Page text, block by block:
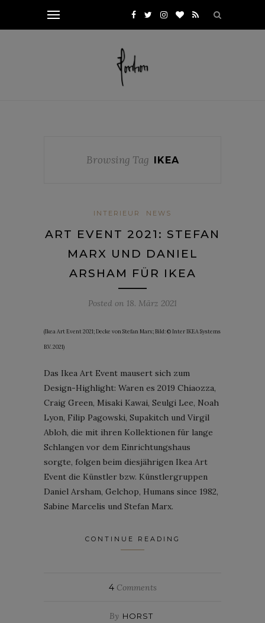
Browsing Tag IKEA
INTERIEUR NEWS
ART EVENT 2021: STEFAN
MARX UND DANIEL
ARSHAM FÜR IKEA
Posted on 18. März 2021
(Ikea Art Event 2021; Decke von Stefan Marx; Bild: © Inter IKEA Systems
B.V. 2021)
Das Ikea Art Event mausert sich zum
Design-Highlight: Waren es 2019 Chiaozza,
Craig Green, Misaki Kawai, Seulgi Lee, Noah
Lyon, Filip Pagowski, Supakitch und Virgil
Abloh, die mit ihren Kollektionen für lange
Schlangen vor dem Einrichtungshaus
sorgte, folgen beim diesjährigen Ikea Art
Event die Künstler bzw. Künstlergruppen
Daniel Arsham, Gelchop, Humans since 1982,
Sabine Marcelis und Stefan Marx.
CONTINUE READING
4Comments
By HORST